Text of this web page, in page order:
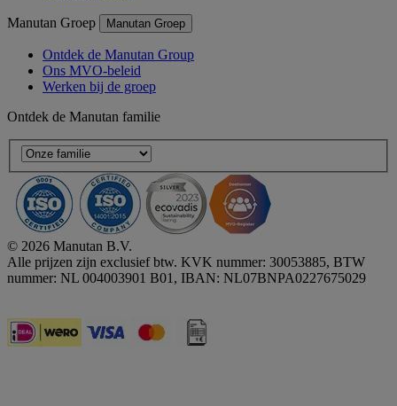
Manutan Groep Manutan Groep
Ontdek de Manutan Group
Ons MVO-beleid
Werken bij de groep
Ontdek de Manutan familie
© 2026 Manutan B.V.
Alle prijzen zijn exclusief btw. KVK nummer: 30053885, BTW
nummer: NL 004003901 B01, IBAN: NL07BNPA0227675029